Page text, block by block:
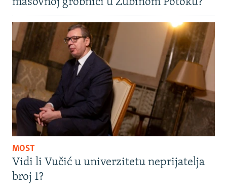
MOST
Vidi li Vučić u univerzitetu neprijatelja
broj 1?